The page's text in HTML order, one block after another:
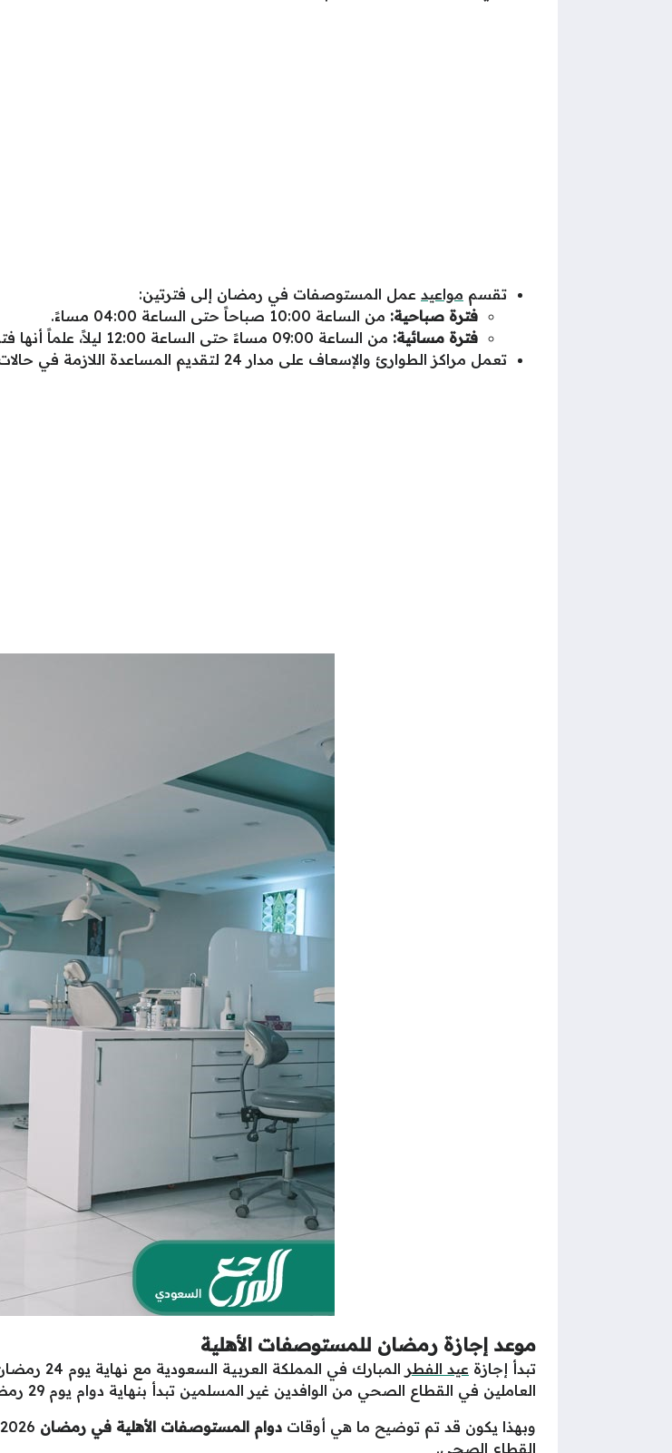
تقسم مواعيد عمل المستوصفات في رمضان إلى فترتين:
فترة صباحية: من الساعة 10:00 صباحاً حتى الساعة 04:00 مساءً.
فترة مسائية: من الساعة 09:00 مساءً حتى الساعة 12:00 ليلاً، علماً أنها فترة إضافية تطبق في بعض المستوصفات.
تعمل مراكز الطوارئ والإسعاف على مدار 24 لتقديم المساعدة اللازمة في حالات الطوارئ.
موعد إجازة رمضان للمستوصفات الأهلية
تبدأ إجازة عيد الفطر
العاملين في القطاع الصحي من الوافدين غير المسلمين تبدأ بنهاية دوام يوم 29 رمضان 1447.
وبهذا يكون قد تم توضيح ما هي أوقات دوام المستوصفات الأهلية في رمضان
القطاع الصحي.